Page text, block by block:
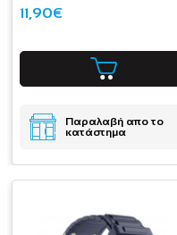
11,90€
Παραλαβή απο το
κατάστημα